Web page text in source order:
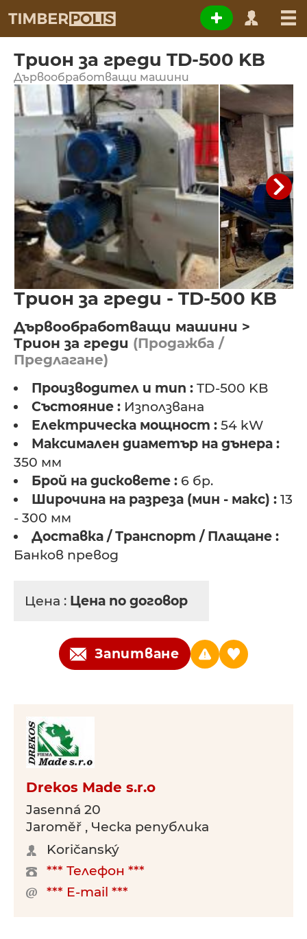
Трион за греди TD-500 KB
Дървообработващи машини
Трион за греди - TD-500 KB
Дървообработващи машини >
Трион за греди (Продажба /
Предлагане)
Производител и тип : TD-500 KB
Състояние : Използвана
Електрическа мощност : 54 kW
Максимален диаметър на дънера :
350 мм
Брой на дисковете : 6 бр.
Широчина на разреза (мин - макс) : 13
- 300 мм
Доставка / Транспорт / Плащане :
Банков превод
Цена : Цена по договор
Запитване
Drekos Made s.r.o
Jasenná 20
Jaroměř , Ческа република
Koričanský
*** Телефон ***
*** E-mail ***